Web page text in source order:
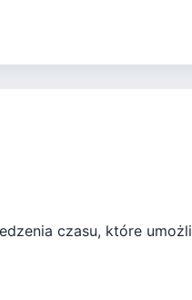
czasu, które